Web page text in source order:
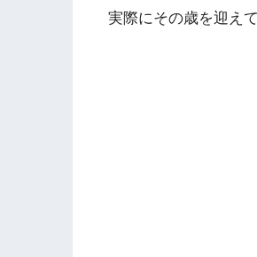
実際にその歳を迎え